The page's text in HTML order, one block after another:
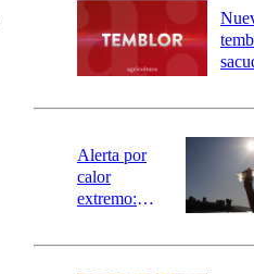
río Damas:
activa
mensajería
SAE
Alerta por
calor
extremo:
activa Alerta